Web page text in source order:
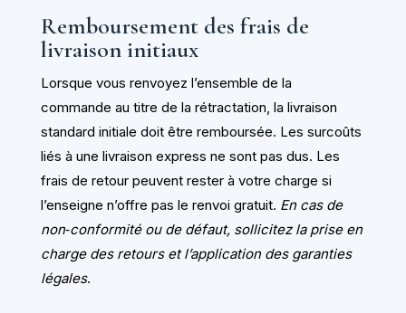
Remboursement des frais de
livraison initiaux
Lorsque vous renvoyez l’ensemble de la
commande au titre de la rétractation, la livraison
standard initiale doit être remboursée. Les surcoûts
liés à une livraison express ne sont pas dus. Les
frais de retour peuvent rester à votre charge si
l’enseigne n’offre pas le renvoi gratuit. En cas de
non‑conformité ou de défaut, sollicitez la prise en
charge des retours et l’application des garanties
légales.